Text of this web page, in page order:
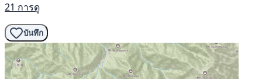
21 การดู
บันทึก